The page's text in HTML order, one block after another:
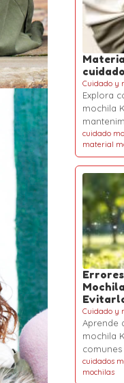
Cuidado y
Explora
mochila
cuidado
material
Cuidado y
Aprende
mochila
cuidados
mochilas